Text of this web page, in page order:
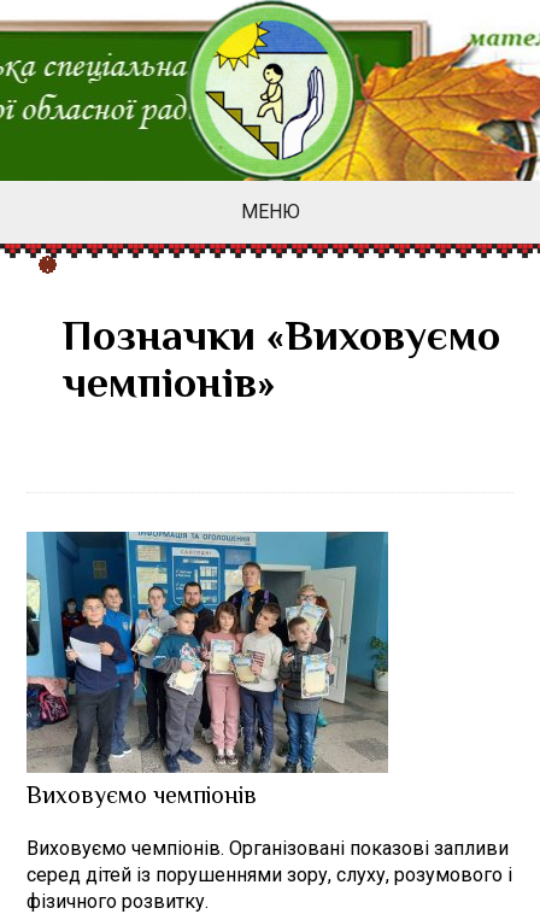
МЕНЮ
Позначки «Виховуємо
чемпіонів»
Виховуємо чемпіонів
Виховуємо чемпіонів. Організовані показові запливи
серед дітей із порушеннями зору, слуху, розумового і
фізичного розвитку.